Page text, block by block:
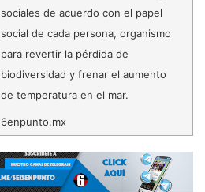
sociales de acuerdo con el papel
social de cada persona, organismo
para revertir la pérdida de
biodiversidad y frenar el aumento
de temperatura en el mar.
6enpunto.mx